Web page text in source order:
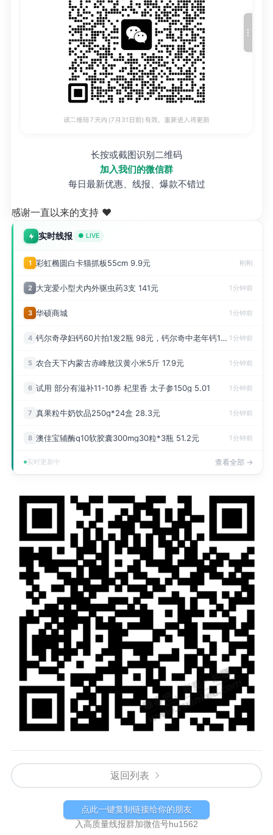
长按或截图识别二维码
加入我们的微信群
每日最新优惠、线报、爆款不错过
感谢一直以来的支持 ❤️
实时线报 ● LIVE
1 彩虹椭圆白卡猫抓板55cm 9.9元 刚刚
2 大宠爱小型犬内外驱虫药3支 141元 1分钟前
3 华硕商城 1分钟前
4 钙尔奇孕妇钙60片拍1发2瓶 98元，钙尔奇中老年钙100片拍1发3瓶 128元 1分钟前
5 农合天下内蒙古赤峰敖汉黄小米5斤 17.9元 1分钟前
6 试用 部分有滋补11-10券 杞里香 太子参150g 5.01 1分钟前
7 真果粒牛奶饮品250g*24盒 28.3元 1分钟前
8 澳佳宝辅酶q10软胶囊300mg30粒*3瓶 51.2元 1分钟前
实时更新中 查看全部 →
返回列表
点此一键复制链接给你的朋友
入高质量线报群加微信号hu1562